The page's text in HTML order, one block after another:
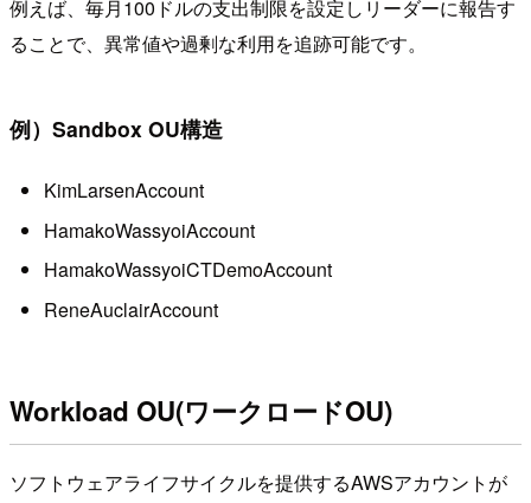
例えば、毎月100ドルの支出制限を設定しリーダーに報告す
ることで、異常値や過剰な利用を追跡可能です。
例）Sandbox OU構造
KimLarsenAccount
HamakoWassyoiAccount
HamakoWassyoiCTDemoAccount
ReneAuclairAccount
Workload OU(ワークロードOU)
ソフトウェアライフサイクルを提供するAWSアカウントが